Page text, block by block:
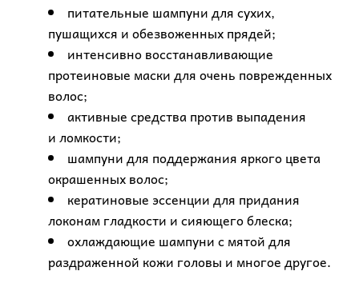
питательные шампуни для сухих,
пушащихся и обезвоженных прядей;
интенсивно восстанавливающие
протеиновые маски для очень поврежденных
волос;
активные средства против выпадения
и ломкости;
шампуни для поддержания яркого цвета
окрашенных волос;
кератиновые эссенции для придания
локонам гладкости и сияющего блеска;
охлаждающие шампуни с мятой для
раздраженной кожи головы и многое другое.